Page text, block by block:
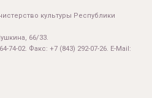
культуры Республики
66/33.
74-02. Факс: +7 (843) 292-07-26. E-Mail: